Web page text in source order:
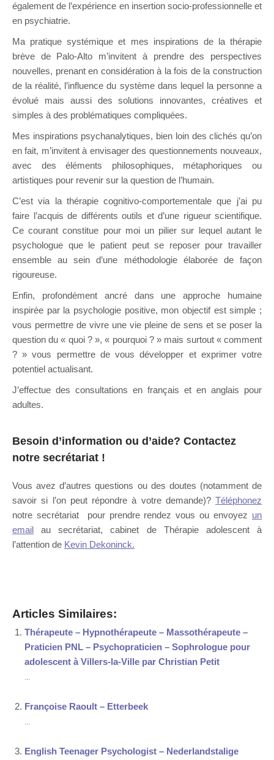
également de l’expérience en insertion socio-professionnelle et
en psychiatrie.
Ma pratique systémique et mes inspirations de la thérapie
brève de Palo-Alto m’invitent à prendre des perspectives
nouvelles, prenant en considération à la fois de la construction
de la réalité, l’influence du système dans lequel la personne a
évolué mais aussi des solutions innovantes, créatives et
simples à des problématiques compliquées.
Mes inspirations psychanalytiques, bien loin des clichés qu’on
en fait, m’invitent à envisager des questionnements nouveaux,
avec des éléments philosophiques, métaphoriques ou
artistiques pour revenir sur la question de l’humain.
C’est via la thérapie cognitivo-comportementale que j’ai pu
faire l’acquis de différents outils et d’une rigueur scientifique.
Ce courant constitue pour moi un pilier sur lequel autant le
psychologue que le patient peut se reposer pour travailler
ensemble au sein d’une méthodologie élaborée de façon
rigoureuse.
Enfin, profondément ancré dans une approche humaine
inspirée par la psychologie positive, mon objectif est simple ;
vous permettre de vivre une vie pleine de sens et se poser la
question du « quoi ? », « pourquoi ? » mais surtout « comment
? » vous permettre de vous développer et exprimer votre
potentiel actualisant.
J’effectue des consultations en français et en anglais pour
adultes.
Besoin d’information ou d’aide? Contactez
notre secrétariat !
Vous avez d’autres questions ou des doutes (notamment de
savoir si l’on peut répondre à votre demande)? Téléphonez
notre secrétariat pour prendre rendez vous ou envoyez un
email au secrétariat, cabinet de Thérapie adolescent à
l’attention de Kevin Dekoninck.
Articles Similaires:
Thérapeute – Hypnothérapeute – Massothérapeute –
Praticien PNL – Psychopraticien – Sophrologue pour
adolescent à Villers-la-Ville par Christian Petit
Françoise Raoult – Etterbeek
English Teenager Psychologist – Nederlandstalige